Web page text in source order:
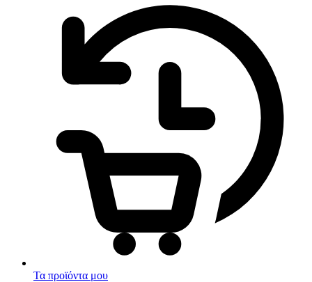
Τα προϊόντα μου